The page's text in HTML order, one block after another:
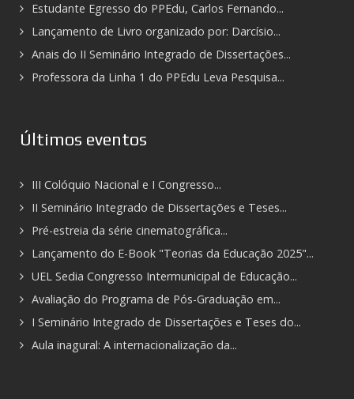
Estudante Egresso do PPEdu, Carlos Fernando...
Lançamento de Livro organizado por: Darcísio...
Anais do II Seminário Integrado de Dissertações...
Professora da Linha 1 do PPEdu Leva Pesquisa...
Últimos eventos
III Colóquio Nacional e I Congresso...
II Seminário Integrado de Dissertações e Teses...
Pré-estreia da série cinematográfica...
Lançamento do E-Book "Teorias da Educação 2025"...
UEL Sedia Congresso Intermunicipal de Educação...
Avaliação do Programa de Pós-Graduação em...
I Seminário Integrado de Dissertações e Teses do...
Aula inagural: A internacionalização da...